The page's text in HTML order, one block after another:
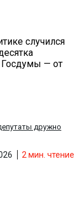
2 мин. чтение
дружно
случился
Госдумы — от